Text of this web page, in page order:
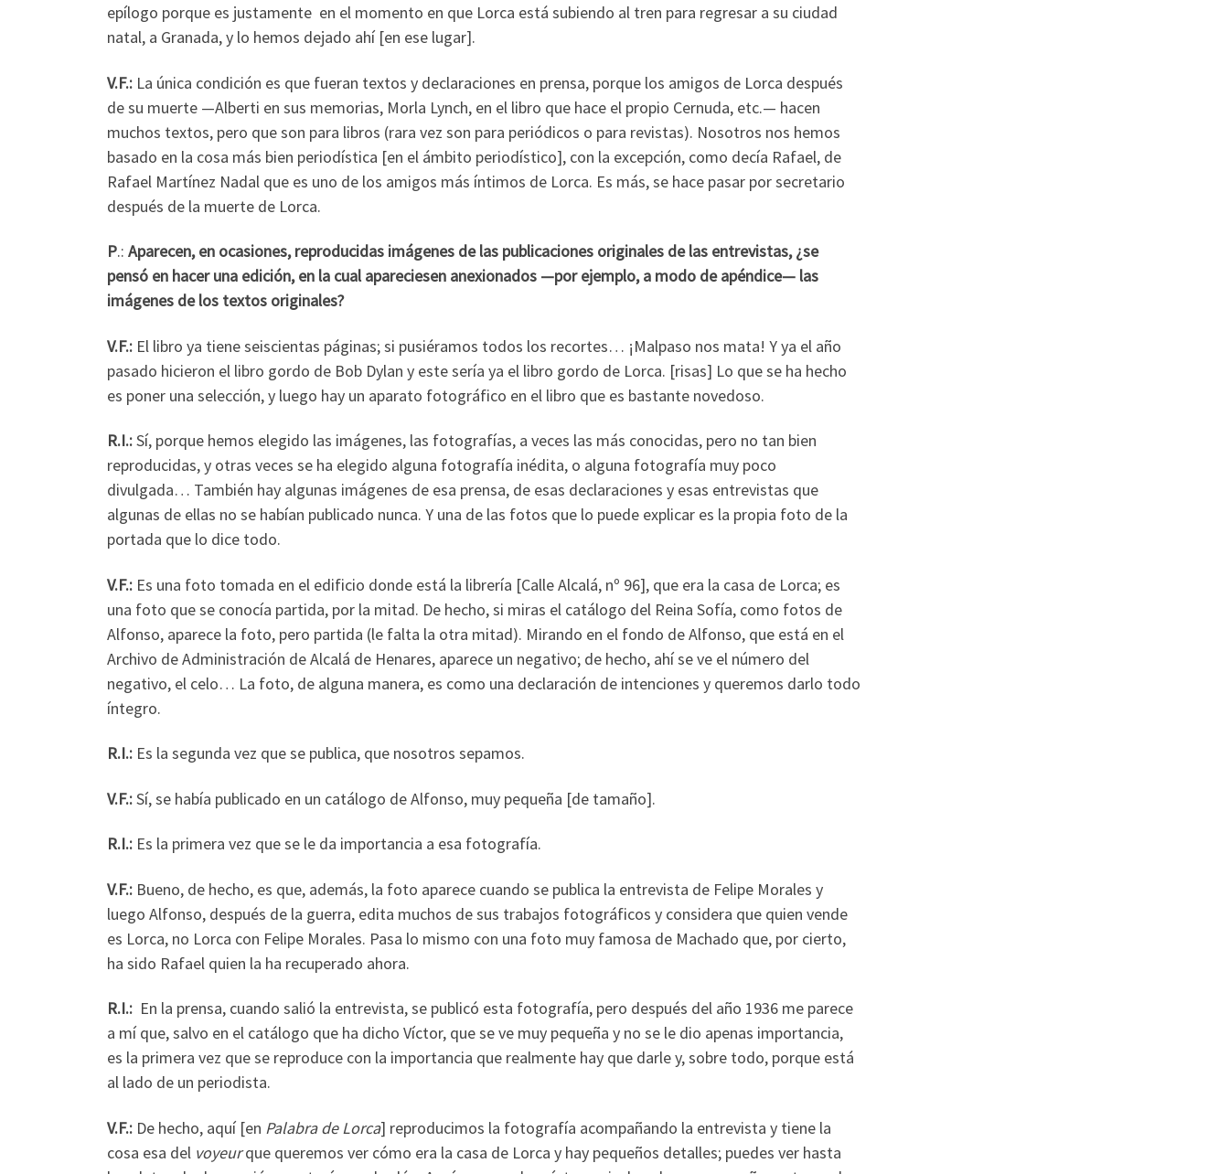
epílogo porque es justamente en el momento en que Lorca está subiendo al tren para regresar a su ciudad
natal, a Granada, y lo hemos dejado ahí [en ese lugar].
V.F.: La única condición es que fueran textos y declaraciones en prensa, porque los amigos de Lorca después
de su muerte —Alberti en sus memorias, Morla Lynch, en el libro que hace el propio Cernuda, etc.— hacen
muchos textos, pero que son para libros (rara vez son para periódicos o para revistas). Nosotros nos hemos
basado en la cosa más bien periodística [en el ámbito periodístico], con la excepción, como decía Rafael, de
Rafael Martínez Nadal que es uno de los amigos más íntimos de Lorca. Es más, se hace pasar por secretario
después de la muerte de Lorca.
P.: Aparecen, en ocasiones, reproducidas imágenes de las publicaciones originales de las entrevistas, ¿se
pensó en hacer una edición, en la cual apareciesen anexionados —por ejemplo, a modo de apéndice— las
imágenes de los textos originales?
V.F.: El libro ya tiene seiscientas páginas; si pusiéramos todos los recortes… ¡Malpaso nos mata! Y ya el año
pasado hicieron el libro gordo de Bob Dylan y este sería ya el libro gordo de Lorca. [risas] Lo que se ha hecho
es poner una selección, y luego hay un aparato fotográfico en el libro que es bastante novedoso.
R.I.:Sí, porque hemos elegido las imágenes, las fotografías, a veces las más conocidas, pero no tan bien
reproducidas, y otras veces se ha elegido alguna fotografía inédita, o alguna fotografía muy poco
divulgada… También hay algunas imágenes de esa prensa, de esas declaraciones y esas entrevistas que
algunas de ellas no se habían publicado nunca. Y una de las fotos que lo puede explicar es la propia foto de la
portada que lo dice todo.
V.F.: Es una foto tomada en el edificio donde está la librería [Calle Alcalá, nº 96], que era la casa de Lorca; es
una foto que se conocía partida, por la mitad. De hecho, si miras el catálogo del Reina Sofía, como fotos de
Alfonso, aparece la foto, pero partida (le falta la otra mitad). Mirando en el fondo de Alfonso, que está en el
Archivo de Administración de Alcalá de Henares, aparece un negativo; de hecho, ahí se ve el número del
negativo, el celo… La foto, de alguna manera, es como una declaración de intenciones y queremos darlo todo
íntegro.
R.I.: Es la segunda vez que se publica, que nosotros sepamos.
V.F.:Sí, se había publicado en un catálogo de Alfonso, muy pequeña [de tamaño].
R.I.: Es la primera vez que se le da importancia a esa fotografía.
V.F.: Bueno, de hecho, es que, además, la foto aparece cuando se publica la entrevista de Felipe Morales y
luego Alfonso, después de la guerra, edita muchos de sus trabajos fotográficos y considera que quien vende
es Lorca, no Lorca con Felipe Morales. Pasa lo mismo con una foto muy famosa de Machado que, por cierto,
ha sido Rafael quien la ha recuperado ahora.
R.I.: En la prensa, cuando salió la entrevista, se publicó esta fotografía, pero después del año 1936 me parece
a mí que, salvo en el catálogo que ha dicho Víctor, que se ve muy pequeña y no se le dio apenas importancia,
es la primera vez que se reproduce con la importancia que realmente hay que darle y, sobre todo, porque está
al lado de un periodista.
V.F.: De hecho, aquí [en Palabra de Lorca] reproducimos la fotografía acompañando la entrevista y tiene la
cosa esa del voyeurque queremos ver cómo era la casa de Lorca y hay pequeños detalles; puedes ver hasta